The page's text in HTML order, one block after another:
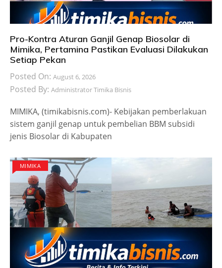
Pro-Kontra Aturan Ganjil Genap Biosolar di
Mimika, Pertamina Pastikan Evaluasi Dilakukan
Setiap Pekan
Posted On: August 6, 2026
Posted By: Administrator Timika Bisnis
MIMIKA, (timikabisnis.com)- Kebijakan pemberlakuan
sistem ganjil genap untuk pembelian BBM subsidi
jenis Biosolar di Kabupaten
MIMIKA